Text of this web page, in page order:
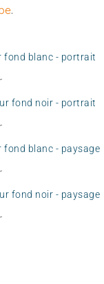
.
fond blanc - portrait
fond noir - portrait
fond blanc - paysage
fond noir - paysage